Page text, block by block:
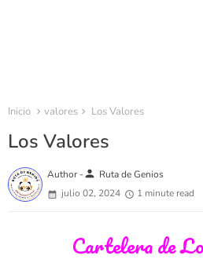
Inicio valores Los Valores
Los Valores
Author -person Ruta de Genios
julio 02, 2024
1 minute read
Cartelera de